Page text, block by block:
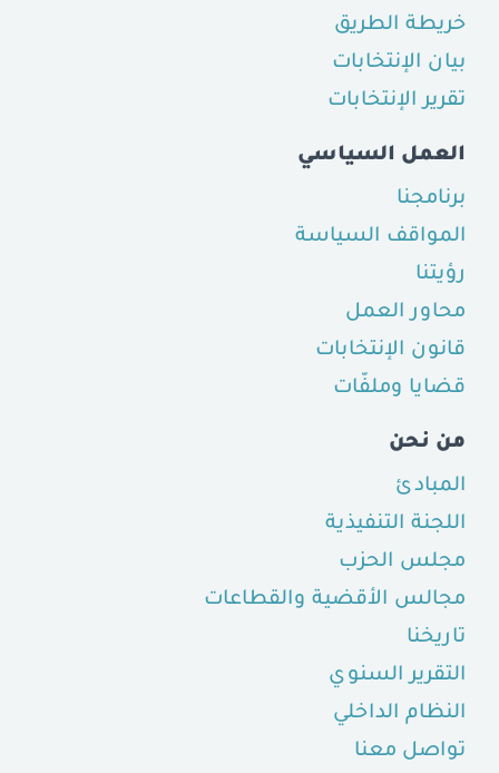
خريطة الطريق
بيان الإنتخابات
تقرير الإنتخابات
العمل السياسي
برنامجنا
المواقف السياسة
رؤيتنا
محاور العمل
قانون الإنتخابات
قضايا وملفّات
من نحن
المبادئ
اللجنة التنفيذية
مجلس الحزب
مجالس الأقضية والقطاعات
تاريخنا
التقرير السنوي
النظام الداخلي
تواصل معنا